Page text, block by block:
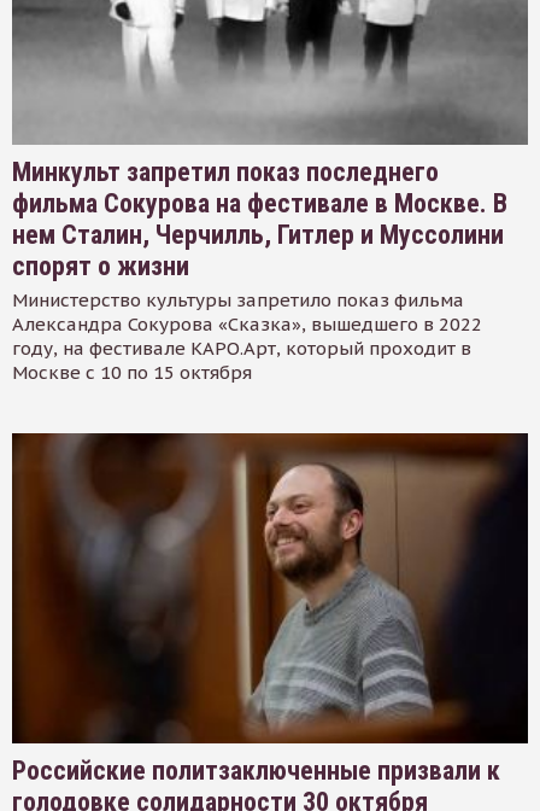
Минкульт запретил показ последнего
фильма Сокурова на фестивале в Москве. В
нем Сталин, Черчилль, Гитлер и Муссолини
спорят о жизни
Министерство культуры запретило показ фильма
Александра Сокурова «Сказка», вышедшего в 2022
году, на фестивале КАРО.Арт, который проходит в
Москве с 10 по 15 октября
Российские политзаключенные призвали к
голодовке солидарности 30 октября